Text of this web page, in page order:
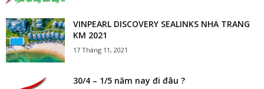
VINPEARL DISCOVERY SEALINKS NHA TRANG
KM 2021
17 Tháng 11, 2021
30/4 – 1/5 năm nay đi đâu ?